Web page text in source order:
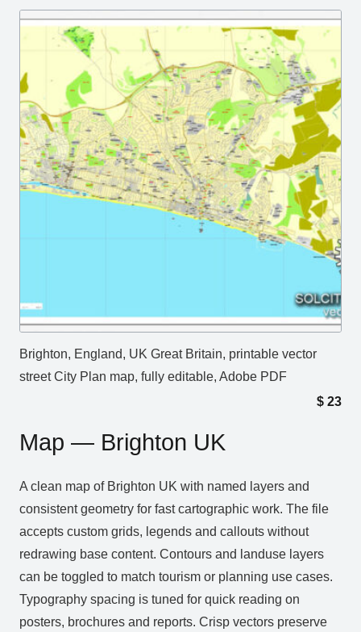
Brighton, England, UK Great Britain, printable vector
street City Plan map, fully editable, Adobe PDF
$ 23
Map — Brighton UK
A clean map of Brighton UK with named layers and
consistent geometry for fast cartographic work. The file
accepts custom grids, legends and callouts without
redrawing base content. Contours and landuse layers
can be toggled to match tourism or planning use cases.
Typography spacing is tuned for quick reading on
posters, brochures and reports. Crisp vectors preserve